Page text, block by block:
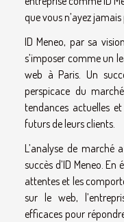
que vous n’ayez jamais
ID Meneo, par sa
s’imposer comme un
web à Paris. Un
perspicace du
tendances actuelles
futurs de leurs clients.
L’analyse de
succès d’ID Meneo.
attentes et les
sur le web,
efficaces pour